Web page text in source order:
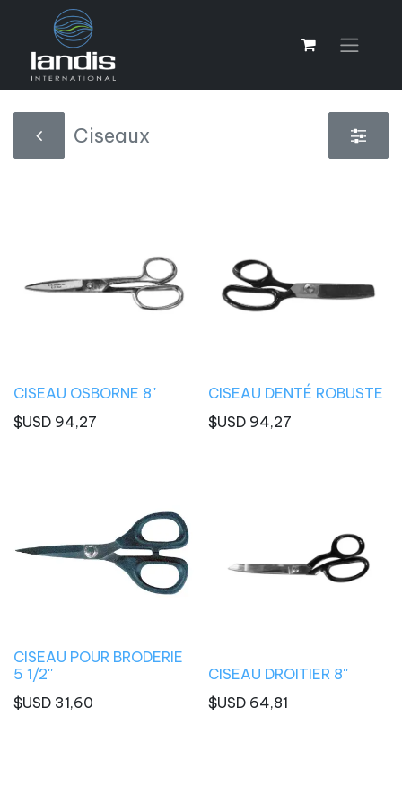
Ciseaux
CISEAU OSBORNE 8"
$USD 94,27
CISEAU DENTÉ ROBUSTE
$USD 94,27
CISEAU POUR BRODERIE
5 1/2''
$USD 31,60
CISEAU DROITIER 8''
$USD 64,81